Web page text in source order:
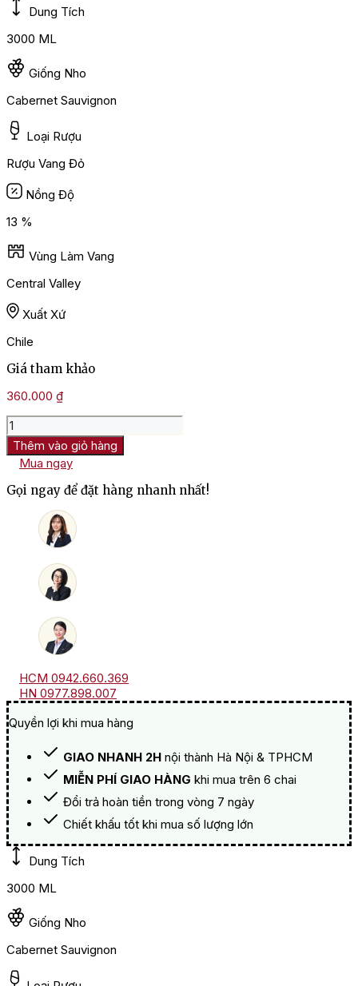
Dung Tích
3000 ML
Giống Nho
Cabernet Sauvignon
Loại Rượu
Rượu Vang Đỏ
Nồng Độ
13 %
Vùng Làm Vang
Central Valley
Xuất Xứ
Chile
Giá tham khảo
360.000 ₫
Rượu
Vang
Bịch
Chile
Grand
Val
Cabernet
Sauvignon
Thêm vào giỏ hàng
Mua ngay
Gọi ngay để đặt hàng nhanh nhất!
HCM 0942.660.369
HN 0977.898.007
Quyền lợi khi mua hàng
GIAO NHANH 2H nội thành Hà Nội & TPHCM
MIỄN PHÍ GIAO HÀNG khi mua trên 6 chai
Đổi trả hoàn tiền trong vòng 7 ngày
Chiết khấu tốt khi mua số lượng lớn
Dung Tích
3000 ML
Giống Nho
Cabernet Sauvignon